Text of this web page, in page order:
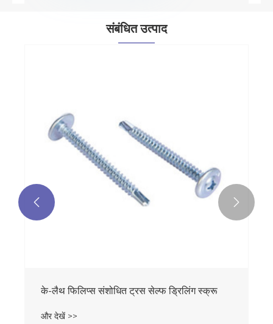
संबंधित उत्पाद
के-लैथ फिलिप्स संशोधित ट्रस सेल्फ ड्रिलिंग स्क्रू
और देखें >>
 